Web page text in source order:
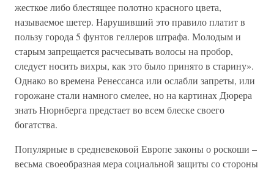
жесткое либо блестящее полотно красного цвета,
называемое шетер. Нарушивший это правило платит в
пользу города 5 фунтов геллеров штрафа. Молодым и
старым запрещается расчесывать волосы на пробор,
следует носить вихры, как это было принято в старину».
Однако во времена Ренессанса или ослабли запреты, или
горожане стали намного смелее, но на картинах Дюрера
знать Нюрнберга предстает во всем блеске своего
богатства.
Популярные в средневековой Европе законы о роскоши –
весьма своеобразная мера социальной защиты со стороны